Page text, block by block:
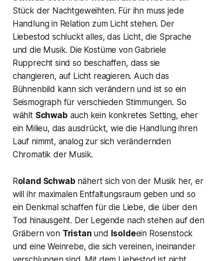
Stück der Nachtgeweihten. Für ihn muss jede
Handlung in Relation zum Licht stehen. Der
Liebestod schluckt alles, das Licht, die Sprache
und die Musik. Die Kostüme von Gabriele
Rupprecht sind so beschaffen, dass sie
changieren, auf Licht reagieren. Auch das
Bühnenbild kann sich verändern und ist so ein
Seismograph für verschieden Stimmungen. So
wählt Schwab auch kein konkretes Setting, eher
ein Milieu, das ausdrückt, wie die Handlung ihren
Lauf nimmt, analog zur sich verändernden
Chromatik der Musik.
Roland Schwab nähert sich von der Musik her, er
will ihr maximalen Entfaltungsraum geben und so
ein Denkmal schaffen für die Liebe, die über den
Tod hinausgeht. Der Legende nach stehen auf den
Gräbern von Tristan und Isoldeein Rosenstock
und eine Weinrebe, die sich vereinen, ineinander